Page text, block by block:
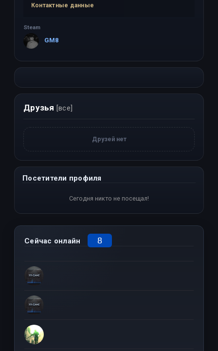
Контактные данные
Steam
GM8
Друзья [все]
Друзей нет
Посетители профиля
Сегодня никто не посещал!
Сейчас онлайн 8